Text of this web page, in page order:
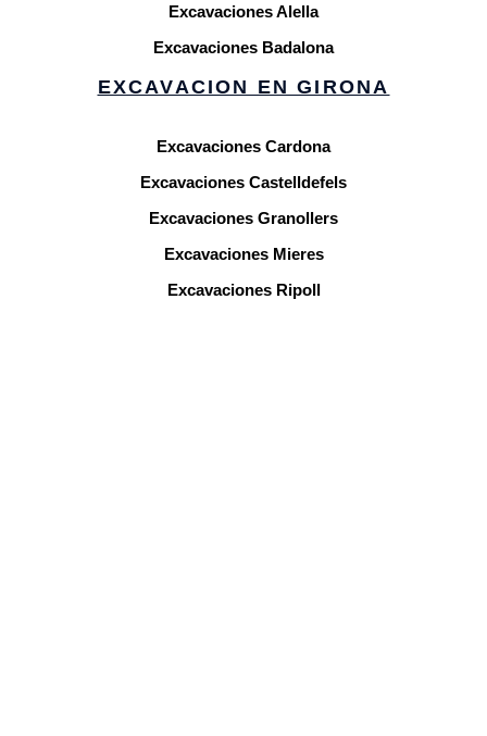
Excavaciones Alella
Excavaciones Badalona
EXCAVACION EN GIRONA
Excavaciones Cardona
Excavaciones Castelldefels
Excavaciones Granollers
Excavaciones Mieres
Excavaciones Ripoll